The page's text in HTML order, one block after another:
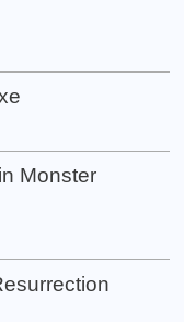
Monster